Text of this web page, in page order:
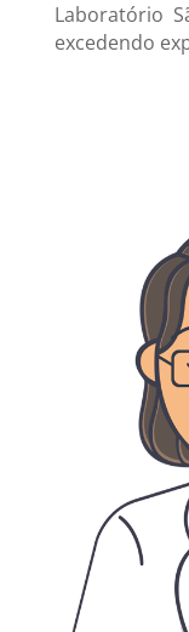
Laboratório
excedendo